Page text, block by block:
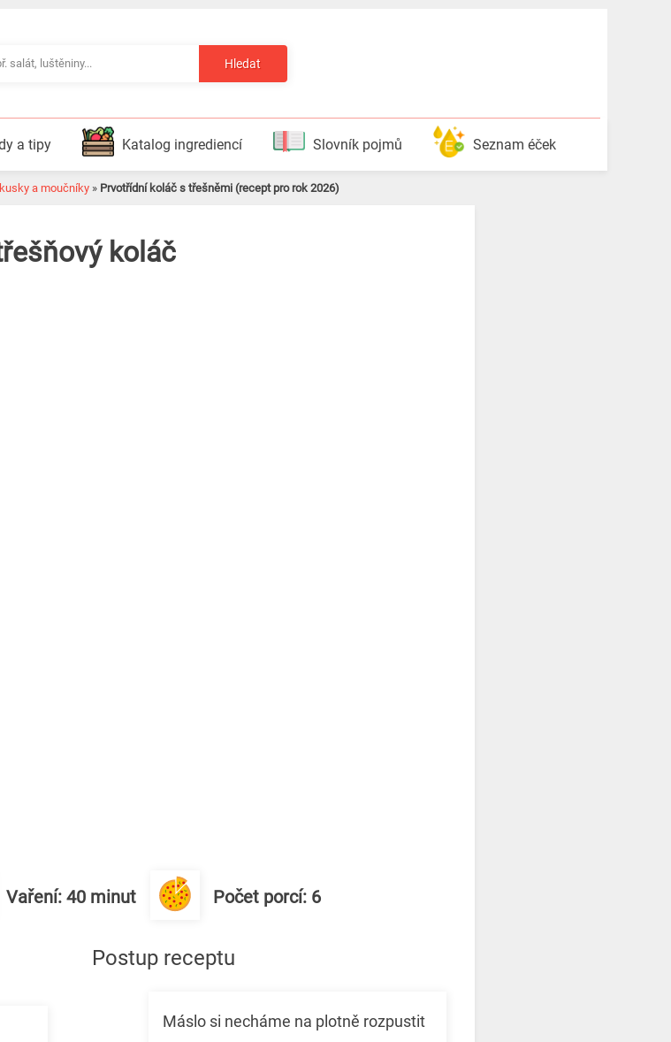
Hledat
a tipy Katalog ingrediencí Slovník pojmů Seznam éček
a moučníky » Prvotřídní koláč s třešněmi (recept pro rok 2026)
koláč
Vaření: 40 minut Počet porcí: 6
Postup receptu
Máslo si necháme na plotně rozpustit